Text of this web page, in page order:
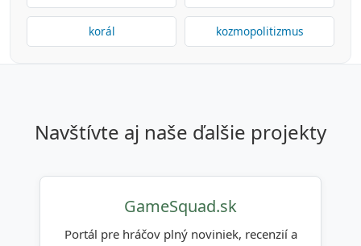
korál kozmopolitizmus
navštívte aj naše ďalšie projekty
GameSquad.sk
Portál pre hráčov plný noviniek, recenzií a